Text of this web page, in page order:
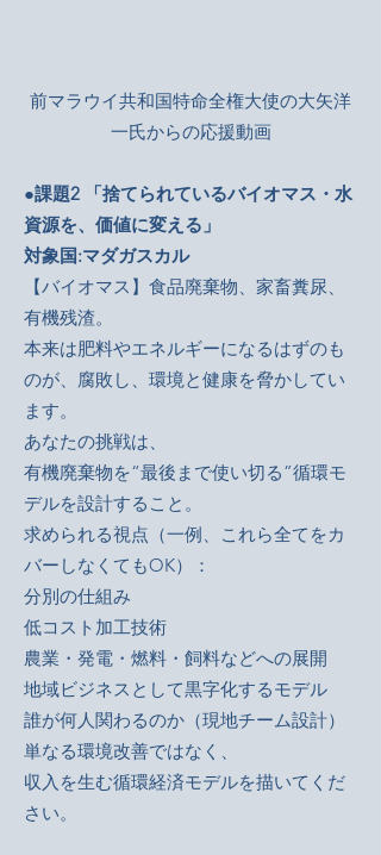
前マラウイ共和国特命全権大使の大矢洋
一氏からの応援動画
●課題2 「捨てられているバイオマス・水
資源を、価値に変える」
対象国:マダガスカル
【バイオマス】食品廃棄物、家畜糞尿、
有機残渣。
本来は肥料やエネルギーになるはずのも
のが、腐敗し、環境と健康を脅かしてい
ます。
あなたの挑戦は、
有機廃棄物を“最後まで使い切る”循環モ
デルを設計すること。
求められる視点（一例、これら全てをカ
バーしなくてもOK）：
分別の仕組み
低コスト加工技術
農業・発電・燃料・飼料などへの展開
地域ビジネスとして黒字化するモデル
誰が何人関わるのか（現地チーム設計）
単なる環境改善ではなく、
収入を生む循環経済モデルを描いてくだ
さい。